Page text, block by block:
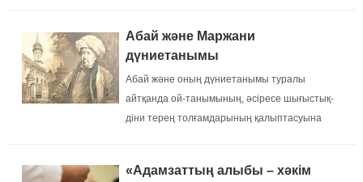
Абай және Маржани
дүниетанымы
Абай және оның дүниетанымы туралы
айтқанда ой-танымының, әсіресе шығыстық-
діни терең толғамдарының қалыптасуына
«Адамзаттың алыбы – хәкім